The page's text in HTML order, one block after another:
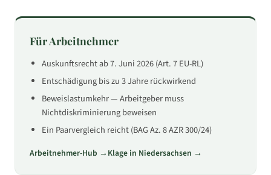
Für Arbeitnehmer
Auskunftsrecht ab 7. Juni 2026 (Art. 7 EU-RL)
Entschädigung bis zu 3 Jahre rückwirkend
Beweislastumkehr — Arbeitgeber muss
Nichtdiskriminierung beweisen
Ein Paarvergleich reicht (BAG Az. 8 AZR 300/24)
Arbeitnehmer-Hub → Klage in Niedersachsen →